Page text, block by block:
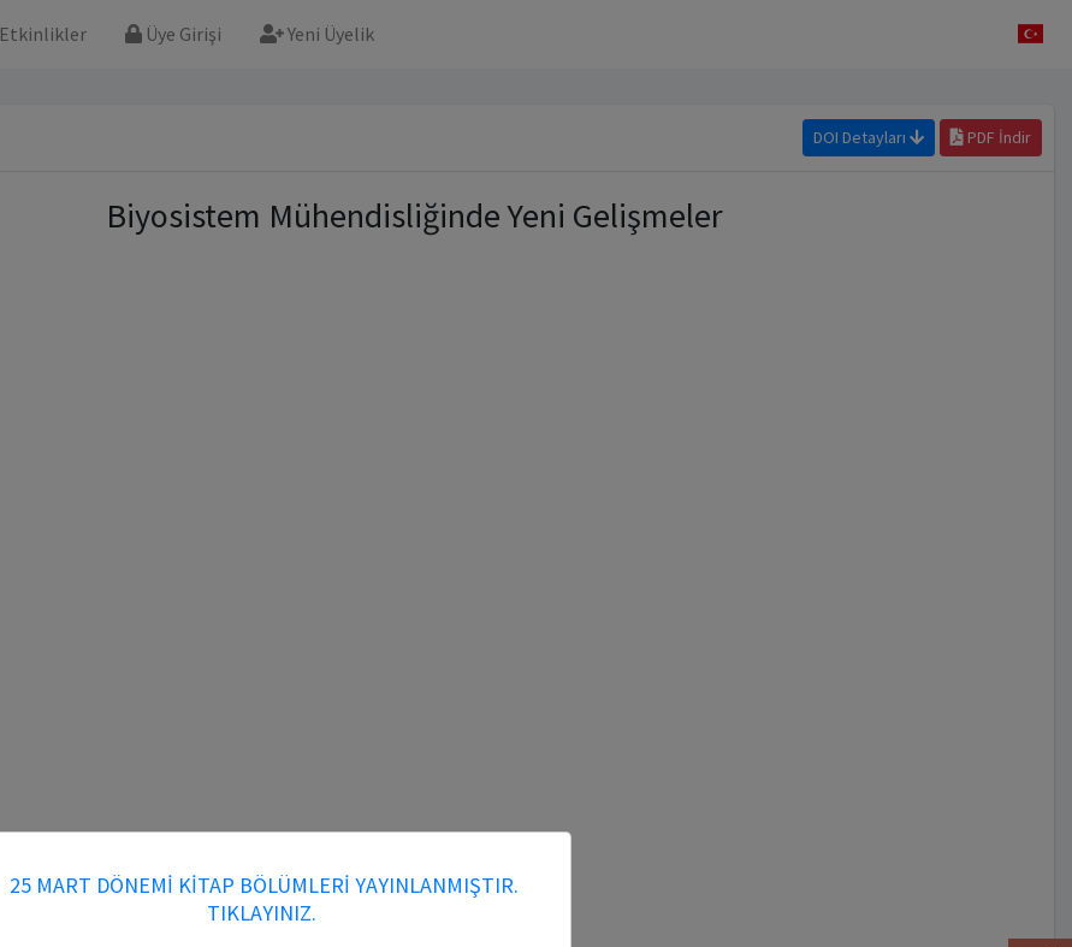
Etkinlikler Üye Girişi Yeni Üyelik
DOI Detayları PDF İndir
Biyosistem Mühendisliğinde Yeni Gelişmeler
25 MART DÖNEMİ KİTAP BÖLÜMLERİ YAYINLANMIŞTIR.
TIKLAYINIZ.